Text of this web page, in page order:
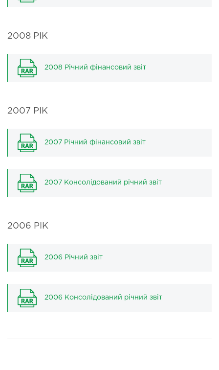
2008 РІК
2008 Річний фінансовий звіт
2007 РІК
2007 Річний фінансовий звіт
2007 Консолідований річний звіт
2006 РІК
2006 Річний звіт
2006 Консолідований річний звіт